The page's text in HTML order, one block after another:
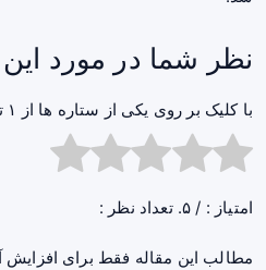
نظر شما در مورد
با کلیک بر روی یکی از ستاره ها از ۱ تا ۵ امتیاز دهید :
امتیاز : / ۵. تعداد نظر :
مطالب این مقاله فقط برای